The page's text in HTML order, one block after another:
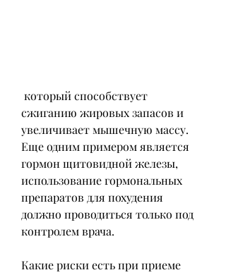
сжиганию жировых запасов и
увеличивает мышечную массу.
Еще одним примером является
гормон щитовидной железы,
использование гормональных
препаратов для похудения
должно проводиться только под
контролем врача.
Какие риски есть при приеме